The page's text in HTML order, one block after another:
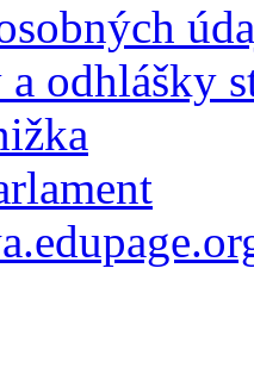
odhlášky